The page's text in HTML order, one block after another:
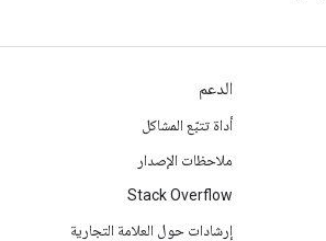
الدعم
أداة تتبّع المشاكل
ملاحظات الإصدار
Stack Overflow
إرشادات حول العلامة التجارية